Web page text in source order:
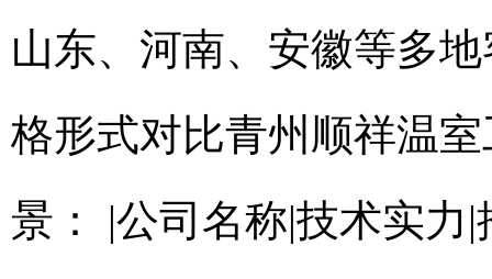
山东、河南、安徽等多
格形式对比青州顺祥温
景： |公司名称|技术实力